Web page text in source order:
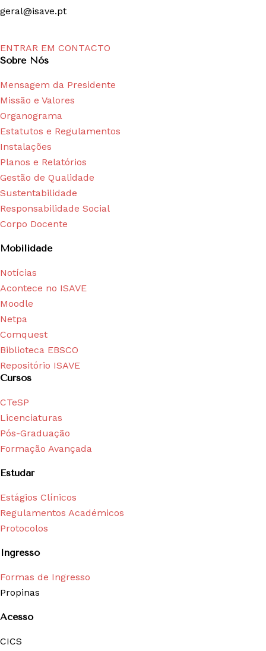
geral@isave.pt
ENTRAR EM CONTACTO
Sobre Nós
Mensagem da Presidente
Missão e Valores
Organograma
Estatutos e Regulamentos
Instalações
Planos e Relatórios
Gestão de Qualidade
Sustentabilidade
Responsabilidade Social
Corpo Docente
Mobilidade
Notícias
Acontece no ISAVE
Moodle
Netpa
Comquest
Biblioteca EBSCO
Repositório ISAVE
Cursos
CTeSP
Licenciaturas
Pós-Graduação
Formação Avançada
Estudar
Estágios Clínicos
Regulamentos Académicos
Protocolos
Ingresso
Formas de Ingresso
Propinas
Acesso
CICS